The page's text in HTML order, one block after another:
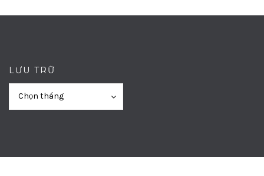
LƯU TRỮ
Chọn tháng